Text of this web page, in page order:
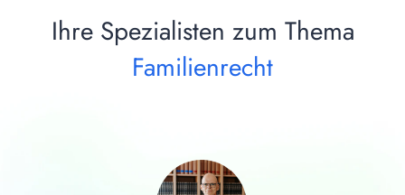
Ihre Spezialisten zum Thema
Familienrecht